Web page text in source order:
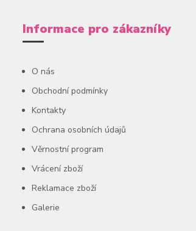
Informace pro zákazníky
O nás
Obchodní podmínky
Kontakty
Ochrana osobních údajů
Věrnostní program
Vrácení zboží
Reklamace zboží
Galerie